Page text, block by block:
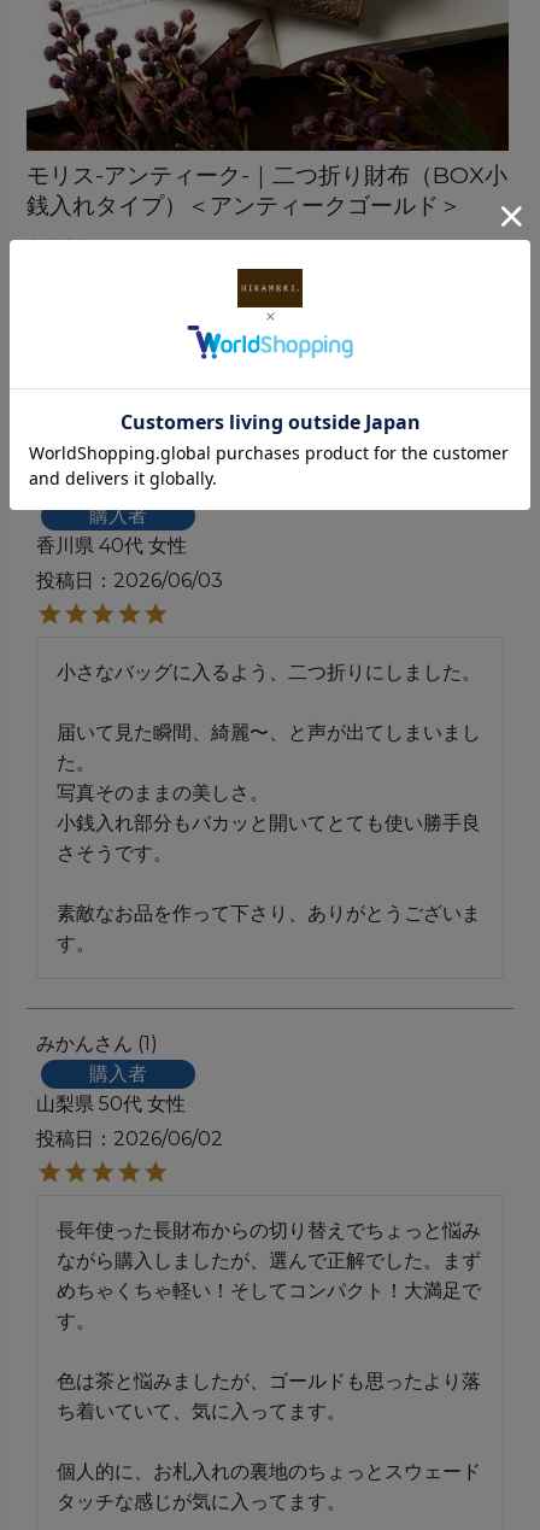
モリス-アンティーク-｜二つ折り財布（BOX小
銭入れタイプ）＜アンティークゴールド＞
4件中
りんこ
1
購入者
香川県 40代 女性
投稿日
2026/06/03
小さなバッグに入るよう、二つ折りにしました。
届いて見た瞬間、綺麗〜、と声が出てしまいまし
た。
写真そのままの美しさ。
小銭入れ部分もバカッと開いてとても使い勝手良
さそうです。
素敵なお品を作って下さり、ありがとうございま
す。
みかん
1
購入者
山梨県 50代 女性
投稿日
2026/06/02
長年使った長財布からの切り替えでちょっと悩み
ながら購入しましたが、選んで正解でした。まず
めちゃくちゃ軽い！そしてコンパクト！大満足で
す。
色は茶と悩みましたが、ゴールドも思ったより落
ち着いていて、気に入ってます。
個人的に、お札入れの裏地のちょっとスウェード
タッチな感じが気に入ってます。